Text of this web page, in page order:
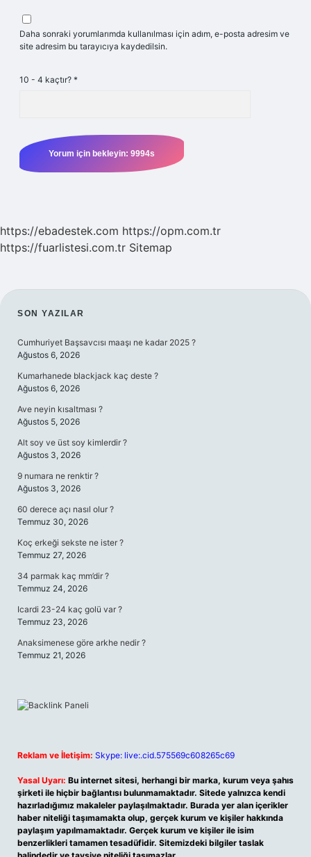
Daha sonraki yorumlarımda kullanılması için adım, e-posta adresim ve
site adresim bu tarayıcıya kaydedilsin.
10 - 4 kaçtır? *
https://ebadestek.com https://opm.com.tr
https://fuarlistesi.com.tr Sitemap
SIDEBAR
SON YAZILAR
Cumhuriyet Başsavcısı maaşı ne kadar 2025 ?
Ağustos 6, 2026
Kumarhanede blackjack kaç deste ?
Ağustos 6, 2026
Ave neyin kısaltması ?
Ağustos 5, 2026
Alt soy ve üst soy kimlerdir ?
Ağustos 3, 2026
9 numara ne renktir ?
Ağustos 3, 2026
60 derece açı nasıl olur ?
Temmuz 30, 2026
Koç erkeği sekste ne ister ?
Temmuz 27, 2026
34 parmak kaç mm’dir ?
Temmuz 24, 2026
Icardi 23-24 kaç golü var ?
Temmuz 23, 2026
Anaksimenese göre arkhe nedir ?
Temmuz 21, 2026
Reklam ve İletişim: Skype: live:.cid.575569c608265c69
Yasal Uyarı: Bu internet sitesi, herhangi bir marka, kurum veya şahıs
şirketi ile hiçbir bağlantısı bulunmamaktadır. Sitede yalnızca kendi
hazırladığımız makaleler paylaşılmaktadır. Burada yer alan içerikler
haber niteliği taşımamakta olup, gerçek kurum ve kişiler hakkında
paylaşım yapılmamaktadır. Gerçek kurum ve kişiler ile isim
benzerlikleri tamamen tesadüfidir. Sitemizdeki bilgiler taslak